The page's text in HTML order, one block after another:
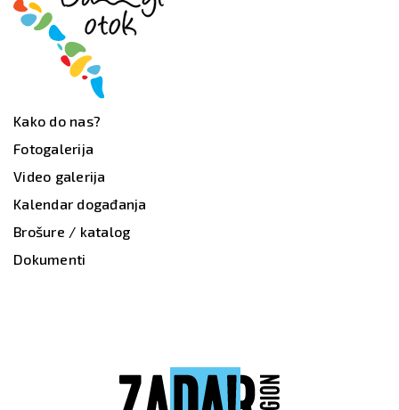
Kako do nas?
Fotogalerija
Video galerija
Kalendar događanja
Brošure / katalog
Dokumenti